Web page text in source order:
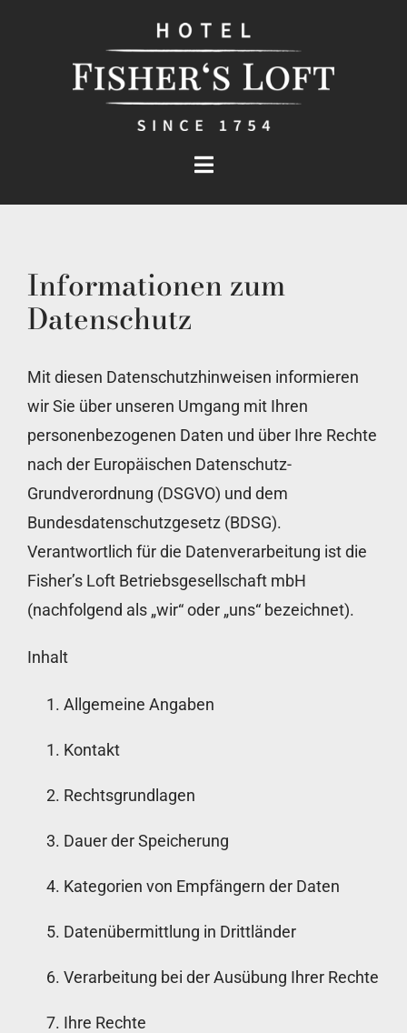
Toggle
Navigation
Business
Service
Buchung
Kontakt
Informationen zum
Datenschutz
Mit diesen Datenschutzhinweisen informieren
wir Sie über unseren Umgang mit Ihren
personenbezogenen Daten und über Ihre Rechte
nach der Europäischen Datenschutz-
Grundverordnung (DSGVO) und dem
Bundesdatenschutzgesetz (BDSG).
Verantwortlich für die Datenverarbeitung ist die
Fisher’s Loft Betriebsgesellschaft mbH
(nachfolgend als „wir“ oder „uns“ bezeichnet).
Inhalt
Allgemeine Angaben
Kontakt
Rechtsgrundlagen
Dauer der Speicherung
Kategorien von Empfängern der Daten
Datenübermittlung in Drittländer
Verarbeitung bei der Ausübung Ihrer Rechte
Ihre Rechte